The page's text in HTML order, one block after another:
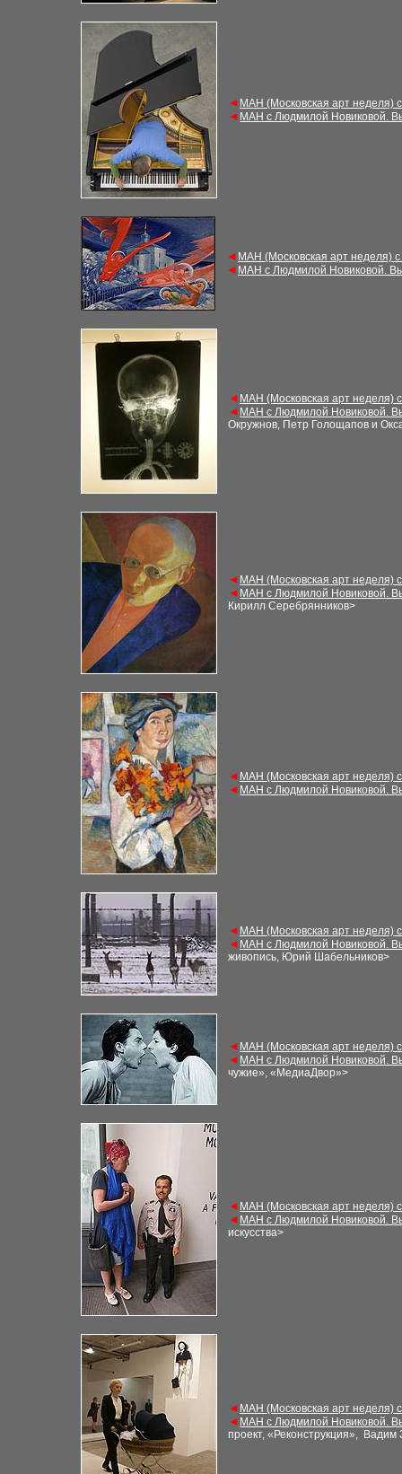
◄ МАН (Московская арт неделя)
◄ МАН с Людмилой Новиковой.
◄ МАН (Московская арт неделя)
◄ МАН с Людмилой Новиковой.
◄ МАН (Московская арт неделя)
◄ МАН с Людмилой Новиковой.
Окружнов, Петр Голощапов и
◄ МАН (Московская арт неделя)
◄ МАН с Людмилой Новиковой.
Кирилл Серебрянников>
◄ МАН (Московская арт неделя)
◄ МАН с Людмилой Новиковой.
◄ МАН (Московская арт неделя)
◄ МАН с Людмилой Новиковой.
живопись, Юрий Шабельников>
◄ МАН (Московская арт неделя)
◄ МАН с Людмилой Новиковой.
чужие», «МедиаДвор»>
◄ МАН (Московская арт неделя)
◄ МАН с Людмилой Новиковой.
искусства>
◄ МАН (Московская арт неделя)
◄ МАН с Людмилой Новиковой.
проект, «Реконструкция», Вадим